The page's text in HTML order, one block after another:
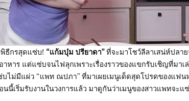
ธีกรสุดแซ่บ! “แก้มบุ๋ม ปรียาดา”ที่จะมาโชว์ลีลาเสน่ห์ปลา
หาร แต่แซ่บจนไฟลุกเพราะเรื่องราวของแขกรับเชิญที่มาเ
ไม่มีแผ่ว “แพท ณปภา” ที่มาเผยเมนูเด็ดสุดโปรดของแฟน
นนี้เริ่มรับงานในวงการแล้ว มาดูกันว่าเมนูของสาวแพทจะ